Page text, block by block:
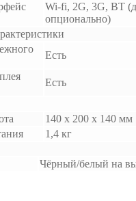
Wi-fi, 2G, 3G, BT
опционально)
Есть
Есть
140 х 200 х 140 мм
1,4 кг
Чёрный/белый на